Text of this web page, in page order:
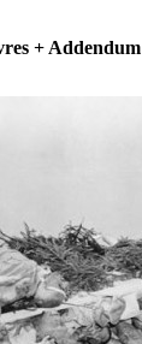
+ Addendum